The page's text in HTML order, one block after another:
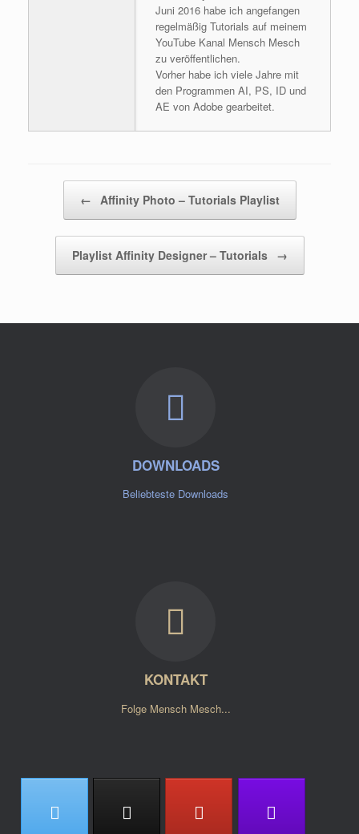
Juni 2016 habe ich angefangen
regelmäßig Tutorials auf meinem
YouTube Kanal Mensch Mesch
zu veröffentlichen.
Vorher habe ich viele Jahre mit
den Programmen AI, PS, ID und
AE von Adobe gearbeitet.
← Affinity Photo – Tutorials Playlist
Playlist Affinity Designer – Tutorials →
DOWNLOADS
Beliebteste Downloads
KONTAKT
Folge Mensch Mesch...